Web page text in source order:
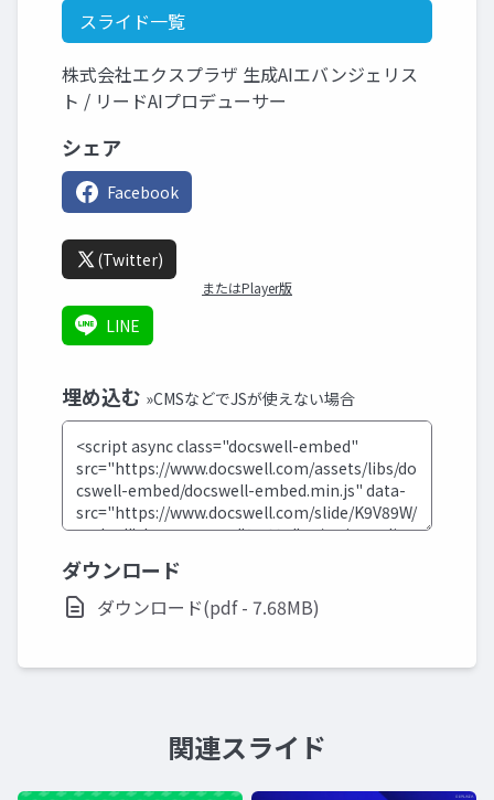
スライド一覧
株式会社エクスプラザ 生成AIエバンジェリス
ト / リードAIプロデューサー
シェア
Facebook
(Twitter)
またはPlayer版
LINE
埋め込む »CMSなどでJSが使えない場合
ダウンロード
ダウンロード(pdf - 7.68MB)
関連スライド